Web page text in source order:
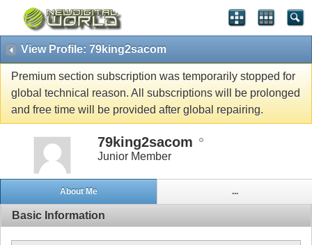
View Profile: 79king2sacom
Premium section subscription was temporarily stopped for
global technical reason. All subscriptions will be prolonged
and free time will be provided after global repairing.
79king2sacom
Junior Member
About Me ...
Basic Information